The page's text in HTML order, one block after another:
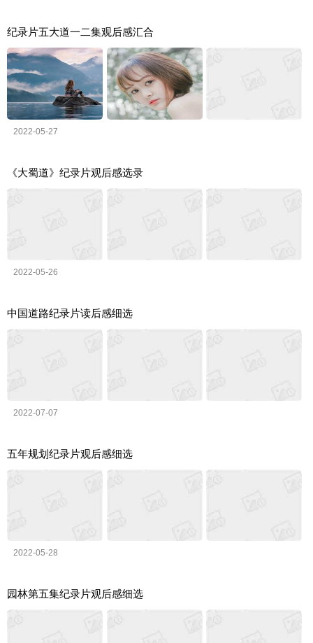
纪录片五大道一二集观后感汇合
2022-05-27
《大蜀道》纪录片观后感选录
2022-05-26
中国道路纪录片读后感细选
2022-07-07
五年规划纪录片观后感细选
2022-05-28
园林第五集纪录片观后感细选